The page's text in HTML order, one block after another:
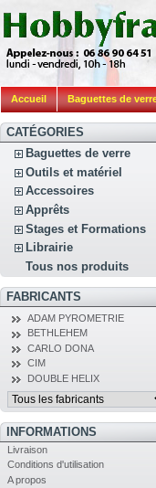
Accueil Baguettes de
CATÉGORIES
Baguettes de verre
Outils et matériel
Accessoires
Apprêts
Stages et Formations
Librairie
Tous nos produits
FABRICANTS
ADAM PYROMETRIE
BETHLEHEM
CARLO DONA
CIM
DOUBLE HELIX
INFORMATIONS
Livraison
Conditions d'utilisation
A propos